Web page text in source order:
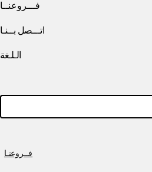
فـــروعنــا
اتـــصل بــنـا
الـلـغة
فــروعنـا